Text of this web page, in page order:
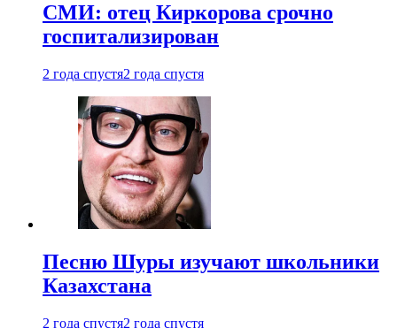
СМИ: отец Киркорова срочно
госпитализирован
2 года спустя2 года спустя
Песню Шуры изучают школьники
Казахстана
2 года спустя2 года спустя